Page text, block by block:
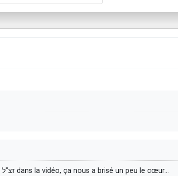
Oui, merci Torah Box pour cette belle ambiance. Mais cette année, de voir Rav Haim Kanievsky זצ"ל dans la vidéo, ça nous a brisé un peu le cœur...